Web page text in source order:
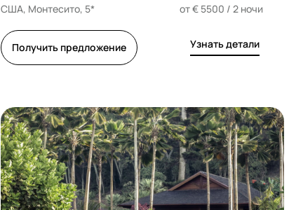
США, Монтесито, 5* от € 5500 / 2 ночи
Получить предложение Узнать детали